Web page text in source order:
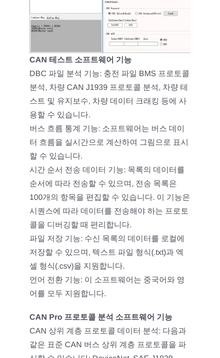
CAN 테스트 소프트웨어 기능
DBC 파일 분석 기능: 충전 파일 BMS 프로토콜
분석, 차량 CAN J1939 프로토콜 분석, 차량 테
스트 및 유지보수, 차량 데이터 크래킹 등에 사
용할 수 있습니다.
버스 흐름 통계 기능: 소프트웨어는 버스 데이
터 흐름을 실시간으로 계산하여 그림으로 표시
할 수 있습니다.
시간 순서 전송 데이터 기능: 목록의 데이터를
순서에 따라 전송할 수 있으며, 전송 목록은
100개의 항목을 편집할 수 있습니다. 이 기능은
시퀀스에 따라 데이터를 전송해야 하는 프로토
콜을 디버깅할 때 편리합니다.
파일 저장 기능: 수신 목록의 데이터를 로컬에
저장할 수 있으며, 텍스트 파일 형식(.txt)과 엑
셀 형식(.csv)을 지원합니다.
언어 전환 기능: 이 소프트웨어는 중국어와 영
어를 모두 지원합니다.
CAN Pro 프로토콜 분석 소프트웨어 기능
CAN 상위 계층 프로토콜 데이터 분석: 다음과
같은 표준 CAN 버스 상위 계층 프로토콜을 파